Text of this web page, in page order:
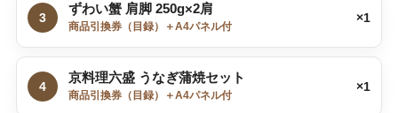
3
ずわい蟹 肩脚 250g×2肩
商品引換券（目録）＋A4パネル付
×1
4
京料理六盛 うなぎ蒲焼セット
商品引換券（目録）＋A4パネル付
×1